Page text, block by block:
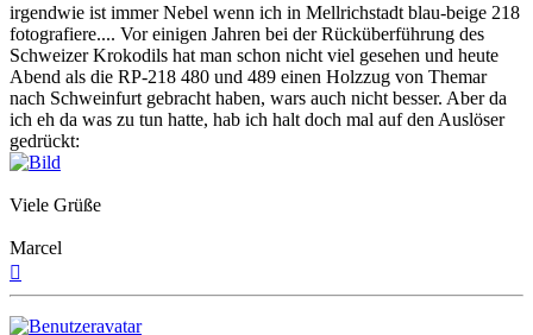
irgendwie ist immer Nebel wenn ich in Mellrichstadt blau-beige 218
fotografiere.... Vor einigen Jahren bei der Rücküberführung des
Schweizer Krokodils hat man schon nicht viel gesehen und heute
Abend als die RP-218 480 und 489 einen Holzzug von Themar
nach Schweinfurt gebracht haben, wars auch nicht besser. Aber da
ich eh da was zu tun hatte, hab ich halt doch mal auf den Auslöser
gedrückt:
Viele Grüße
Marcel